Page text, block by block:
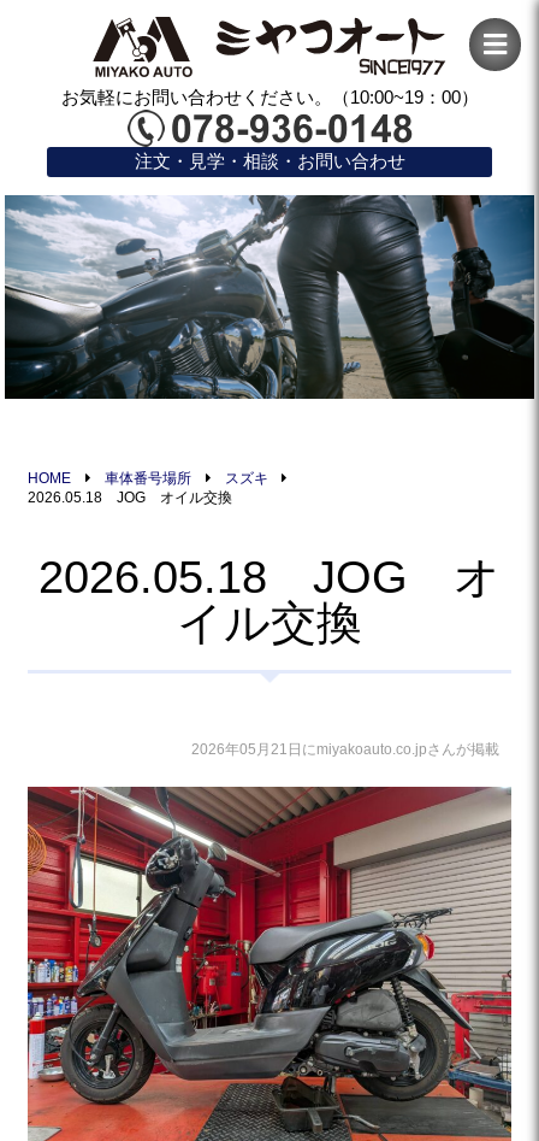
お気軽にお問い合わせください。（10:00~19：00）
注文・見学・相談・お問い合わせ
HOME 車体番号場所
スズキ
2026.05.18 JOG オイル交換
2026.05.18 JOG オ
イル交換
2026年05月21日にmiyakoauto.co.jpさんが掲載